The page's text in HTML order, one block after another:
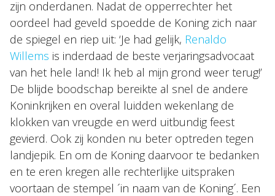
zijn onderdanen. Nadat de opperrechter het
oordeel had geveld spoedde de Koning zich naar
de spiegel en riep uit: ‘Je had gelijk, Renaldo
Willems is inderdaad de beste verjaringsadvocaat
van het hele land! Ik heb al mijn grond weer terug!’
De blijde boodschap bereikte al snel de andere
Koninkrijken en overal luidden wekenlang de
klokken van vreugde en werd uitbundig feest
gevierd. Ook zij konden nu beter optreden tegen
landjepik. En om de Koning daarvoor te bedanken
en te eren kregen alle rechterlijke uitspraken
voortaan de stempel ´in naam van de Koning´. Een